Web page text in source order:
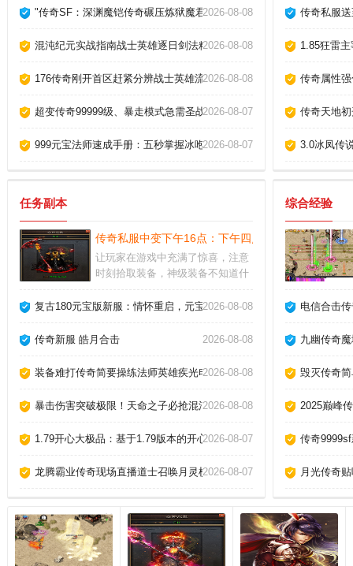
"传奇SF：深渊魔铠传奇碾压炼狱魔君的战略全集"
2026-08-08
混沌纪元实战指南战士英雄逐日剑法精通2026-08-08
176传奇刚开首区赶紧分辨战士英雄流星火雨。
2026-08-08
超变传奇99999级、暴走模式急需圣战戒指50枚！
2026-08-07
999元宝法师速成手册：五秒掌握冰咆哮精髓
2026-08-07
传奇私服
1.85狂雷
传奇属性
传奇天地
3.0冰凤传
任务副本
传奇私服中变下午16点：下午四点，传奇新纪元启程
让玩家在游戏中充满了惊喜，注意
时刻拾取装备，神级装备不知道什
不要错过。深入理解游戏机制：熟
和地图等。任务完成：任务是游戏
一。
复古180元宝版新服：情怀重启，元宝交易，战友集结！
2026-08-08
传奇新服 皓月合击 2026-08-08
装备难打传奇简要操练法师英雄疾光电影！2026-08-08
暴击伤害突破极限！天命之子必抢混沌玄晶！
2026-08-08
1.79开心大极品：基于1.79版本的开心大极品传奇私服，让玩家在游
2026-08-07
龙腾霸业传奇现场直播道士召唤月灵横扫祖玛教主！
2026-08-07
综合经验
电信合击
九幽传奇
毁灭传奇
2025巅峰
传奇
月光传奇